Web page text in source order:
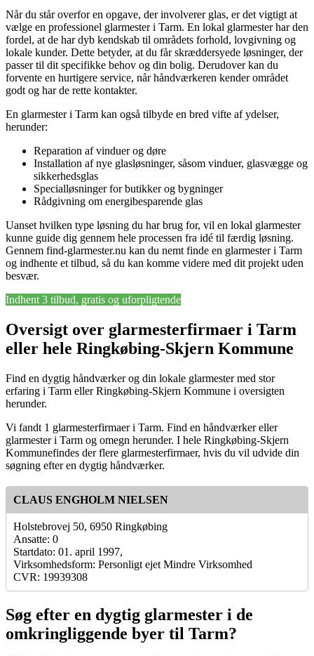
Når du står overfor en opgave, der involverer glas, er det vigtigt at
vælge en professionel glarmester i Tarm. En lokal glarmester har den
fordel, at de har dyb kendskab til områdets forhold, lovgivning og
lokale kunder. Dette betyder, at du får skræddersyede løsninger, der
passer til dit specifikke behov og din bolig. Derudover kan du
forvente en hurtigere service, når håndværkeren kender området
godt og har de rette kontakter.
En glarmester i Tarm kan også tilbyde en bred vifte af ydelser,
herunder:
Reparation af vinduer og døre
Installation af nye glasløsninger, såsom vinduer, glasvægge og
sikkerhedsglas
Specialløsninger for butikker og bygninger
Rådgivning om energibesparende glas
Uanset hvilken type løsning du har brug for, vil en lokal glarmester
kunne guide dig gennem hele processen fra idé til færdig løsning.
Gennem find-glarmester.nu kan du nemt finde en glarmester i Tarm
og indhente et tilbud, så du kan komme videre med dit projekt uden
besvær.
Indhent 3 tilbud, gratis og uforpligtende
Oversigt over glarmesterfirmaer i Tarm
eller hele Ringkøbing-Skjern Kommune
Find en dygtig håndværker og din lokale glarmester med stor
erfaring i Tarm eller Ringkøbing-Skjern Kommune i oversigten
herunder.
Vi fandt 1 glarmesterfirmaer i Tarm. Find en håndværker eller
glarmester i Tarm og omegn herunder. I hele Ringkøbing-Skjern
Kommunefindes der flere glarmesterfirmaer, hvis du vil udvide din
søgning efter en dygtig håndværker.
CLAUS ENGHOLM NIELSEN
Holstebrovej 50, 6950 Ringkøbing
Ansatte: 0
Startdato: 01. april 1997,
Virksomhedsform: Personligt ejet Mindre Virksomhed
CVR: 19939308
Søg efter en dygtig glarmester i de
omkringliggende byer til Tarm?